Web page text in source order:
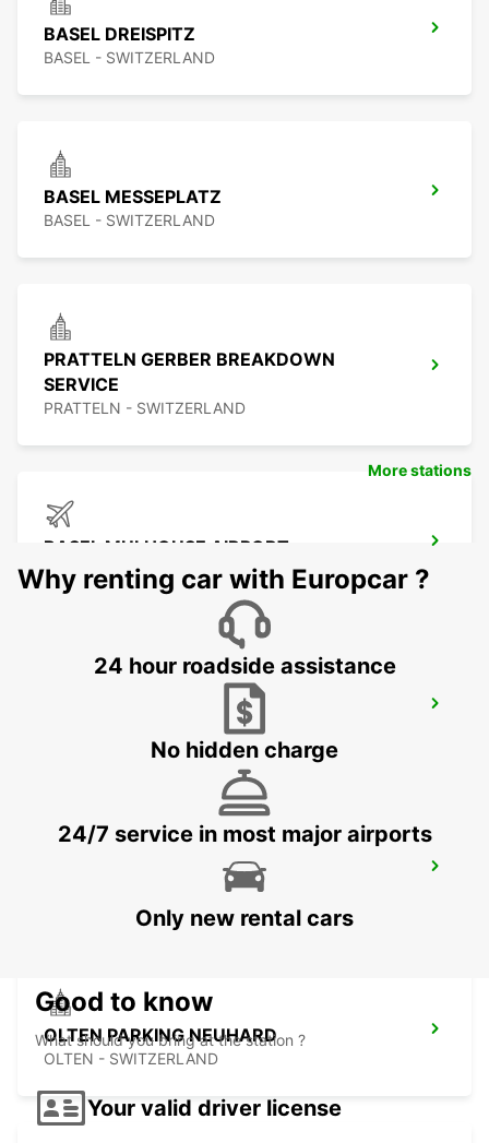
BASEL DREISPITZ
BASEL - SWITZERLAND
BASEL MESSEPLATZ
BASEL - SWITZERLAND
PRATTELN GERBER BREAKDOWN
SERVICE
PRATTELN - SWITZERLAND
BASEL MULHOUSE AIRPORT
BASEL - SWITZERLAND
MULHOUSE AIRPORT
OLTEN PARKING NEUHARD
OLTEN - SWITZERLAND
More stations
Why renting car with Europcar ?
24 hour roadside assistance
No hidden charge
24/7 service in most major airports
Only new rental cars
Good to know
What should you bring at the station ?
Your valid driver license